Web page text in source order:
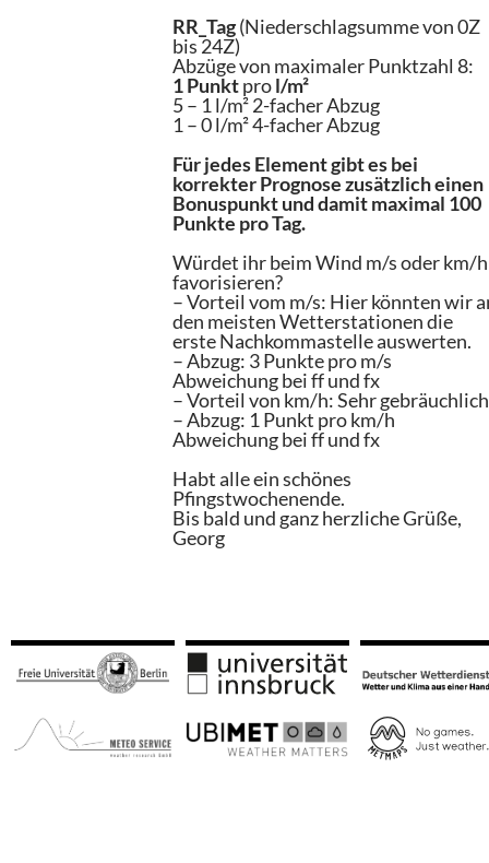
RR_Tag(Niederschlagsumme von 0Z
bis 24Z)
Abzüge von maximaler Punktzahl 8:
1 Punktprol/m²
5 – 1 l/m² 2-facher Abzug
1 – 0 l/m² 4-facher Abzug
Für jedes Element gibt es bei
korrekter Prognose zusätzlich einen
Bonuspunkt und damit maximal 100
Punkte pro Tag.
Würdet ihr beim Wind m/s oder km/h
favorisieren?
– Vorteil vom m/s: Hier könnten wir
den meisten Wetterstationen die
erste Nachkommastelle auswerten.
– Abzug: 3 Punkte pro m/s
Abweichung bei ff und fx
– Vorteil von km/h: Sehr
– Abzug: 1 Punkt pro km/h
Abweichung bei ff und fx
Habt alle ein schönes
Pfingstwochenende.
Bis bald und ganz herzliche Grüße,
Georg